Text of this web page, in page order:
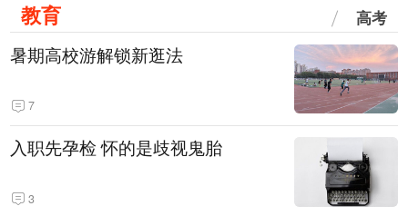
教育 高考
暑期高校游解锁新逛法
7
入职先孕检 怀的是歧视鬼胎
3